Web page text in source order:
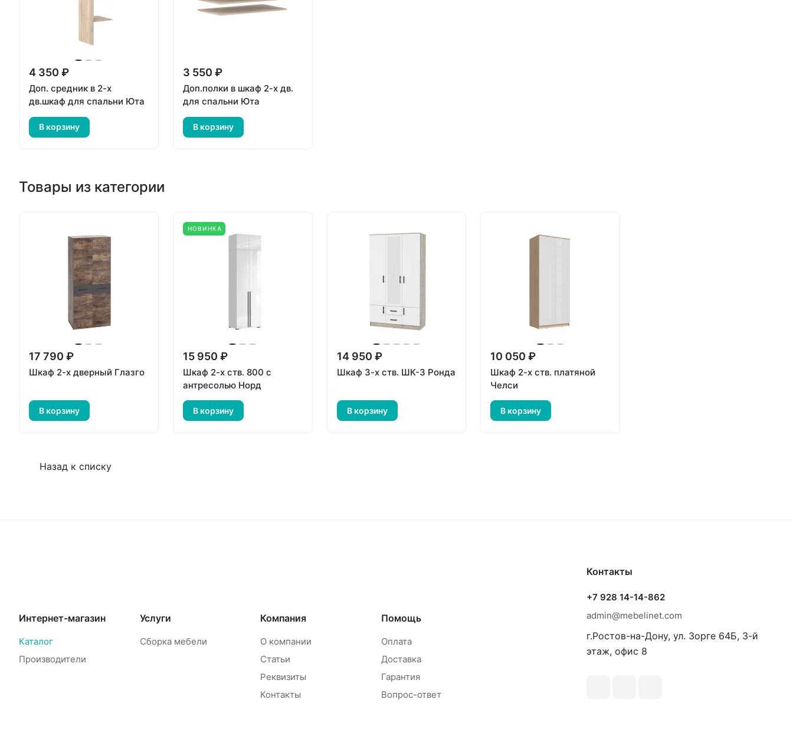
4 350 ₽
Доп. средник в 2-х
дв.шкаф для спальни Юта
В корзину
3 550 ₽
Доп.полки в шкаф 2-х дв.
для спальни Юта
В корзину
Товары из категории
17 790 ₽
Шкаф 2-х дверный Глазго
В корзину
НОВИНКА
15 950 ₽
Шкаф 2-х ств. 800 с
антресолью Норд
В корзину
14 950 ₽
Шкаф 3-х ств. ШК-3 Ронда
В корзину
10 050 ₽
Шкаф 2-х ств. платяной
Челси
В корзину
Назад к списку
Интернет-магазин
Каталог
Производители
Услуги
Сборка мебели
Компания
О компании
Статьи
Реквизиты
Контакты
Помощь
Оплата
Доставка
Гарантия
Вопрос-ответ
Контакты
+7 928 14-14-862
admin@mebelinet.com
г.Ростов-на-Дону, ул. Зорге 64Б, 3-й
этаж, офис 8